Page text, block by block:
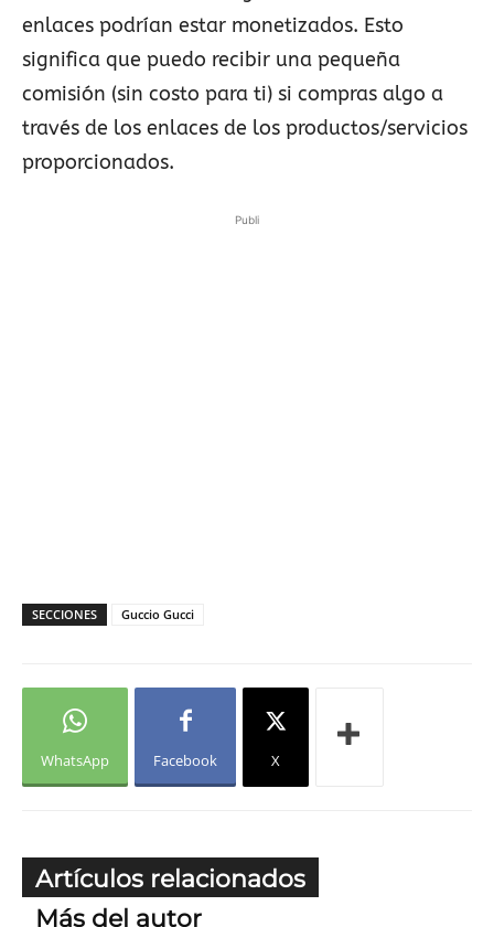
enlaces podrían estar monetizados. Esto
significa que puedo recibir una pequeña
comisión (sin costo para ti) si compras algo a
través de los enlaces de los productos/servicios
proporcionados.
Publi
SECCIONES Guccio Gucci
WhatsApp Facebook X
Artículos relacionados
Más del autor